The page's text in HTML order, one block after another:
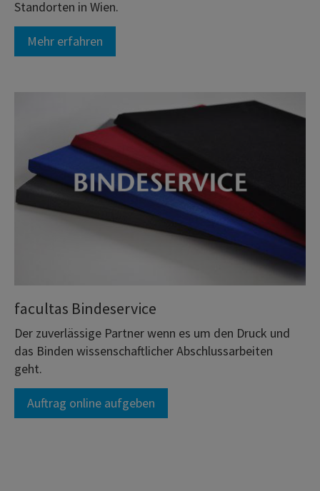
Standorten in Wien.
Mehr erfahren
facultas Bindeservice
Der zuverlässige Partner wenn es um den Druck und
das Binden wissenschaftlicher Abschlussarbeiten
geht.
Auftrag online aufgeben